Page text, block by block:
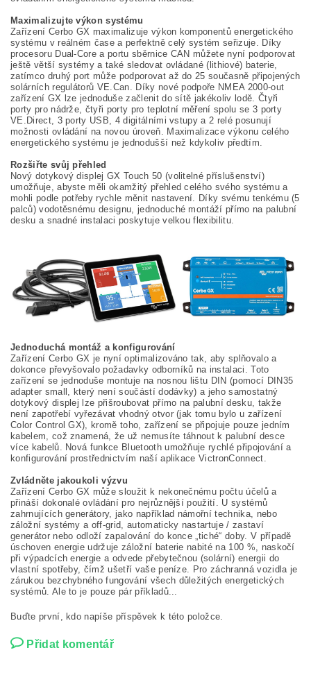
Maximalizujte výkon systému
Zařízení Cerbo GX maximalizuje výkon komponentů energetického
systému v reálném čase a perfektně celý systém seřizuje. Díky
procesoru Dual-Core a portu sběrnice CAN můžete nyní podporovat
ještě větší systémy a také sledovat ovládané (lithiové) baterie,
zatímco druhý port může podporovat až do 25 současně připojených
solárních regulátorů VE.Can. Díky nové podpoře NMEA 2000-out
zařízení GX lze jednoduše začlenit do sítě jakékoliv lodě. Čtyři
porty pro nádrže, čtyři porty pro teplotní měření spolu se 3 porty
VE.Direct, 3 porty USB, 4 digitálními vstupy a 2 relé posunují
možnosti ovládání na novou úroveň. Maximalizace výkonu celého
energetického systému je jednodušší než kdykoliv předtím.
Rozšiřte svůj přehled
Nový dotykový displej GX Touch 50 (volitelné příslušenství)
umožňuje, abyste měli okamžitý přehled celého svého systému a
mohli podle potřeby rychle měnit nastavení. Díky svému tenkému (5
palců) vodotěsnému designu, jednoduché montáží přímo na palubní
desku a snadné instalaci poskytuje velkou flexibilitu.
Jednoduchá montáž a konfigurování
Zařízení Cerbo GX je nyní optimalizováno tak, aby splňovalo a
dokonce převyšovalo požadavky odborníků na instalaci. Toto
zařízení se jednoduše montuje na nosnou lištu DIN (pomocí DIN35
adapter small, který není součástí dodávky) a jeho samostatný
dotykový displej lze přišroubovat přímo na palubní desku, takže
není zapotřebí vyřezávat vhodný otvor (jak tomu bylo u zařízení
Color Control GX), kromě toho, zařízení se připojuje pouze jedním
kabelem, což znamená, že už nemusíte táhnout k palubní desce
více kabelů. Nová funkce Bluetooth umožňuje rychlé připojování a
konfigurování prostřednictvím naší aplikace VictronConnect.
Zvládněte jakoukoli výzvu
Zařízení Cerbo GX může sloužit k nekonečnému počtu účelů a
přináší dokonalé ovládání pro nejrůznější použití. U systémů
zahrnujících generátory, jako například námořní technika, nebo
záložní systémy a off-grid, automaticky nastartuje / zastaví
generátor nebo odloží zapalování do konce „tiché“ doby. V případě
úschoven energie udržuje záložní baterie nabité na 100 %, naskočí
při výpadcích energie a odvede přebytečnou (solární) energii do
vlastní spotřeby, čímž ušetří vaše peníze. Pro záchranná vozidla je
zárukou bezchybného fungování všech důležitých energetických
systémů. Ale to je pouze pár příkladů...
Buďte první, kdo napíše příspěvek k této položce.
Přidat komentář